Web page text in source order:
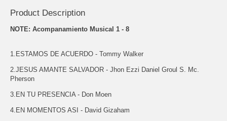
Product Description
NOTE: Acompanamiento Musical 1 - 8
1.ESTAMOS DE ACUERDO - Tommy Walker
2.JESUS AMANTE SALVADOR - Jhon Ezzi Daniel Groul S. Mc.
Pherson
3.EN TU PRESENCIA - Don Moen
4.EN MOMENTOS ASI - David Gizaham